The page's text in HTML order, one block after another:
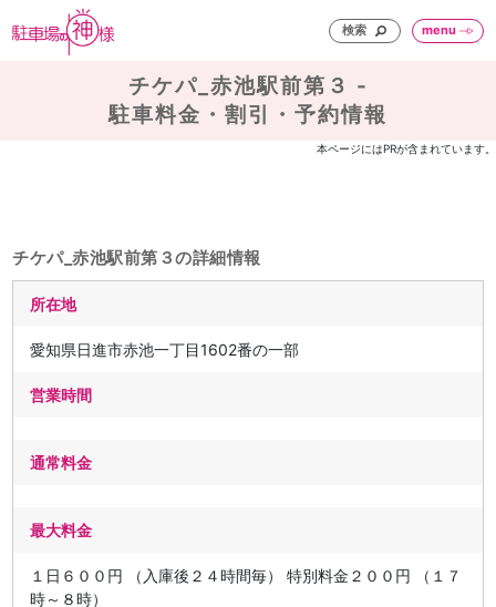
検索 menu
チケパ_赤池駅前第３ -
駐車料金・割引・予約情報
本ページにはPRが含まれています。
チケパ_赤池駅前第３の詳細情報
所在地
愛知県日進市赤池一丁目1602番の一部
営業時間
通常料金
最大料金
１日６００円 （入庫後２４時間毎） 特別料金２００円 （１７
時～８時）